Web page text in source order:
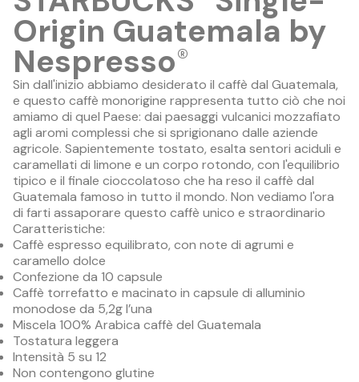
Origin Guatemala by
Nespresso®
Sin dall'inizio abbiamo desiderato il caffè dal Guatemala,
e questo caffè monorigine rappresenta tutto ciò che noi
amiamo di quel Paese: dai paesaggi vulcanici mozzafiato
agli aromi complessi che si sprigionano dalle aziende
agricole. Sapientemente tostato, esalta sentori aciduli e
caramellati di limone e un corpo rotondo, con l'equilibrio
tipico e il finale cioccolatoso che ha reso il caffè dal
Guatemala famoso in tutto il mondo. Non vediamo l'ora
di farti assaporare questo caffè unico e straordinario
Caratteristiche:
Caffè espresso equilibrato, con note di agrumi e
caramello dolce
Confezione da 10 capsule
Caffè torrefatto e macinato in capsule di alluminio
monodose da 5,2g l’una
Miscela 100% Arabica caffè del Guatemala
Tostatura leggera
Intensità 5 su 12
Non contengono glutine